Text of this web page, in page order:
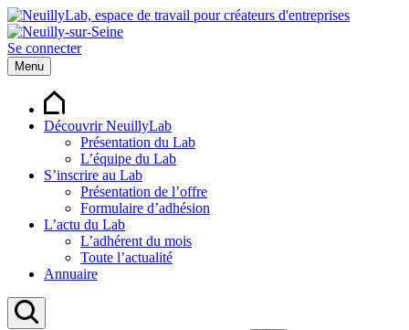
Se connecter
Menu
Découvrir NeuillyLab
Présentation du Lab
L’équipe du Lab
S’inscrire au Lab
Présentation de l’offre
Formulaire d’adhésion
L’actu du Lab
L’adhérent du mois
Toute l’actualité
Annuaire